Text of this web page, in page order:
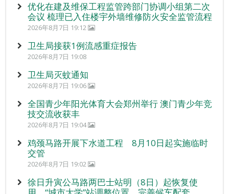
优化在建及维保工程监管跨部门协调小组第二次
会议 梳理已入住楼宇外墙维修防火安全监管流程
2026年8月7日 19:12
卫生局接获1例流感重症报告
2026年8月7日 19:08
卫生局灭蚊通知
2026年8月7日 19:06
全国青少年阳光体育大会郑州举行 澳门青少年竞
技交流收获丰
2026年8月7日 19:04
鸡颈马路开展下水道工程 8月10日起实施临时
交管
2026年8月7日 19:02
徐日升寅公马路两巴士站明（8日）起恢复使